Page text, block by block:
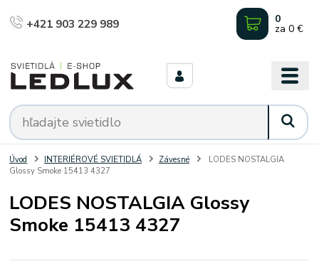
+421 903 229 989 0
za 0 €
Úvod INTERIÉROVÉ SVIETIDLÁ Závesné
LODES NOSTALGIA
Glossy Smoke 15413 4327
LODES NOSTALGIA Glossy
Smoke 15413 4327